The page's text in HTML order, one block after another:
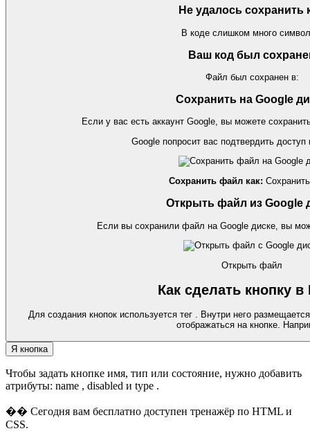
Не удалось сохранить
В коде слишком много
Ваш код был
Файл был сохранен в:
Сохранить на Google
Если у вас есть аккаунт Google, вы можете
Google попросит вас подтвердить доступ
Сохранить файл как:
Открыть файл из Google
Если вы сохранили файл на Google диске, вы
Открыть файл
Как сделать кнопку в
Для создания кнопок используется тег . Внутри него
отображаться на кнопке.
Я кнопка
Чтобы задать кнопке имя, тип или состояние, нужно добавить
атрибуты: name , disabled и type .
�� Сегодня вам бесплатно доступен тренажёр по HTML и
CSS.